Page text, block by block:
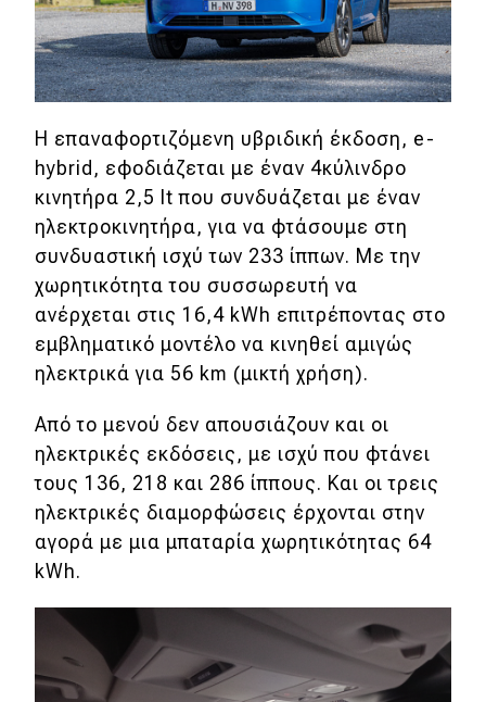
Η επαναφορτιζόμενη υβριδική έκδοση, e-
hybrid, εφοδιάζεται με έναν 4κύλινδρο
κινητήρα 2,5 lt που συνδυάζεται με έναν
ηλεκτροκινητήρα, για να φτάσουμε στη
συνδυαστική ισχύ των 233 ίππων. Με την
χωρητικότητα του συσσωρευτή να
ανέρχεται στις 16,4 kWh επιτρέποντας στο
εμβληματικό μοντέλο να κινηθεί αμιγώς
ηλεκτρικά για 56 km (μικτή χρήση).
Από το μενού δεν απουσιάζουν και οι
ηλεκτρικές εκδόσεις, με ισχύ που φτάνει
τους 136, 218 και 286 ίππους. Και οι τρεις
ηλεκτρικές διαμορφώσεις έρχονται στην
αγορά με μια μπαταρία χωρητικότητας 64
kWh.